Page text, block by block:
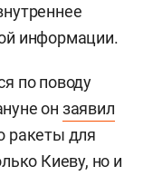
информации.
по поводу
он заявил
ракеты для
Киеву, но и